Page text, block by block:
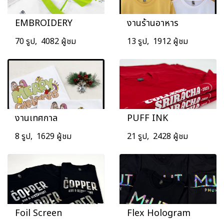
EMBROIDERY
70 รูป, 4082 ผู้ชม
งานร้านอาหาร
13 รูป, 1912 ผู้ชม
งานเทศกาล
8 รูป, 1629 ผู้ชม
PUFF INK
21 รูป, 2428 ผู้ชม
Foil Screen Flex Hologram